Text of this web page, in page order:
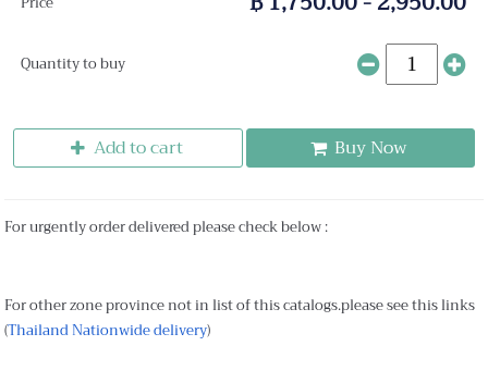
Quantity to buy
Add to cart Buy Now
For urgently order delivered please check below :
For other zone province not in list of this catalogs.please see this links
(Thailand Nationwide delivery)